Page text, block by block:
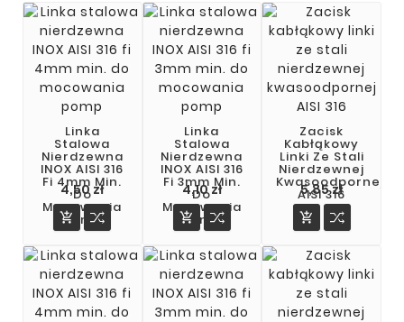
Linka
Stalowa
Nierdzewna
INOX AISI 316
Fi 4mm Min.
Do
Mocowania
Pomp
4,50 zł

Linka
Stalowa
Nierdzewna
INOX AISI 316
Fi 3mm Min.
Do
Mocowania
Pomp
4,10 zł

Zacisk
Kabłąkowy
Linki Ze Stali
Nierdzewnej
Kwasoodpornej
AISI 316
5,85 zł
